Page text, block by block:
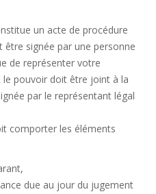
un acte de procédure
signée par une personne
de représenter votre
pouvoir doit être joint à la
par le représentant légal
comporter les éléments
due au jour du jugement